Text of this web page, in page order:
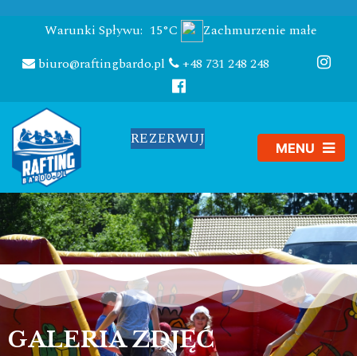
Warunki Spływu: 15°C
Zachmurzenie małe
biuro@raftingbardo.pl
+48 731 248 248
REZERWUJ
GALERIA ZDJĘĆ